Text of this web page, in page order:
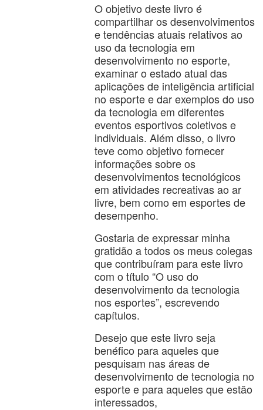
O objetivo deste livro é
compartilhar os desenvolvimentos
e tendências atuais relativos ao
uso da tecnologia em
desenvolvimento no esporte,
examinar o estado atual das
aplicações de inteligência artificial
no esporte e dar exemplos do uso
da tecnologia em diferentes
eventos esportivos coletivos e
individuais. Além disso, o livro
teve como objetivo fornecer
informações sobre os
desenvolvimentos tecnológicos
em atividades recreativas ao ar
livre, bem como em esportes de
desempenho.
Gostaria de expressar minha
gratidão a todos os meus colegas
que contribuíram para este livro
com o título “O uso do
desenvolvimento da tecnologia
nos esportes”, escrevendo
capítulos.
Desejo que este livro seja
benéfico para aqueles que
pesquisam nas áreas de
desenvolvimento de tecnologia no
esporte e para aqueles que estão
interessados,